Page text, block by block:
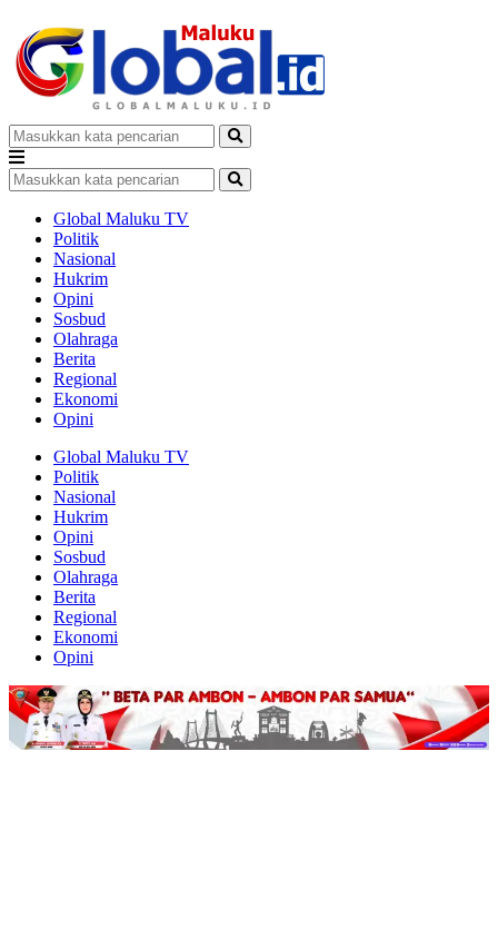
Global Maluku TV
Politik
Nasional
Hukrim
Opini
Sosbud
Olahraga
Berita
Regional
Ekonomi
Opini
Global Maluku TV
Politik
Nasional
Hukrim
Opini
Sosbud
Olahraga
Berita
Regional
Ekonomi
Opini